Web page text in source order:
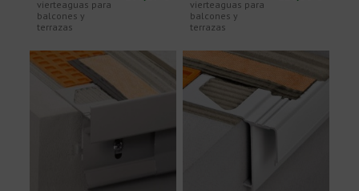
vierteaguas para
balcones y
terrazas
vierteaguas para
balcones y
terrazas